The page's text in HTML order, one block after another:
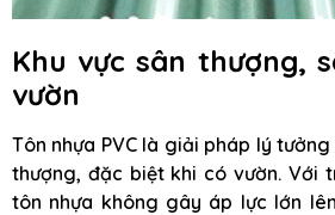
Khu vực sân thượng,
vườn
Tôn nhựa PVC là giải pháp lý
thượng, đặc biệt khi có vườn. Với
tôn nhựa không gây áp lực lớn